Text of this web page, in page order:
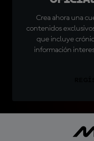
Crea ahora una
contenidos
que incluye
información